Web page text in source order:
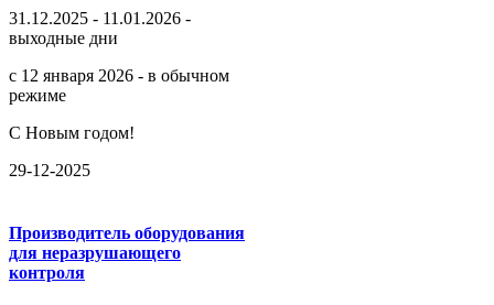
31.12.2025 - 11.01.2026 -
выходные дни
с 12 января 2026 - в обычном
режиме
С Новым годом!
29-12-2025
Производитель оборудования
для неразрушающего
контроля